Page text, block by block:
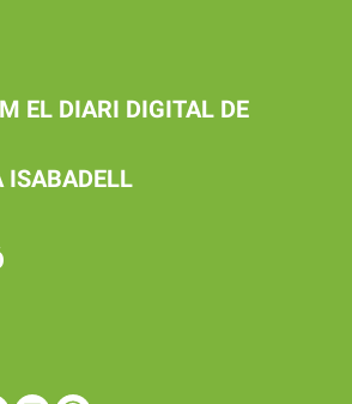
EL DIARI DIGITAL DE
ISABADELL